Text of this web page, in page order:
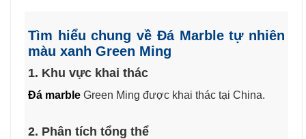
Tìm hiểu chung về Đá Marble tự nhiên
màu xanh Green Ming
1. Khu vực khai thác
Đá marble Green Ming được khai thác tại China.
2. Phân tích tổng thể